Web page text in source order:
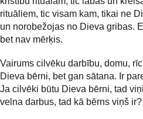
rituāliem, tic visam kam, tikai ne
un norobežojas no Dieva gribas.
bet nav mērķis.
Vairums cilvēku darbību, domu,
Dieva bērni, bet gan sātana. Ir
Ja cilvēki būtu Dieva bērni, tad
velna darbus, tad kā bērns viņš ir?